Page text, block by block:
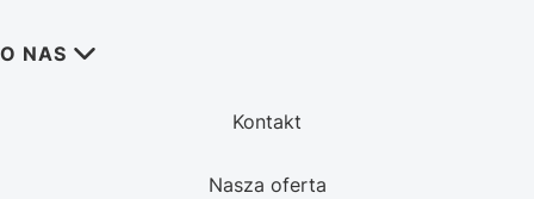
Linki w stopce
O NAS
Kontakt
Nasza oferta